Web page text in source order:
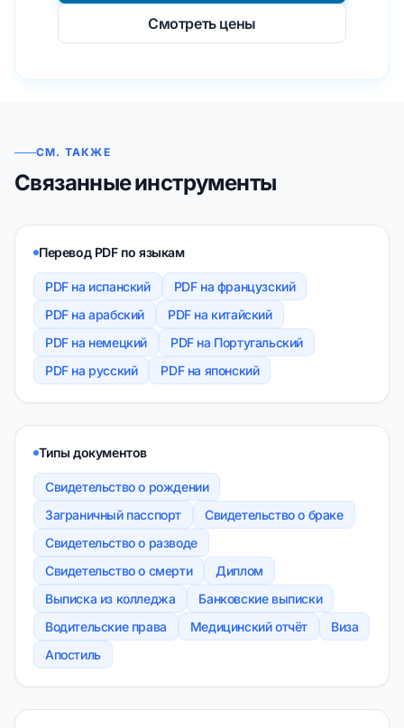
Смотреть цены
СМ. ТАКЖЕ
Связанные инструменты
Перевод PDF по языкам
PDF на испанский
PDF на французский
PDF на арабский
PDF на китайский
PDF на немецкий
PDF на Португальский
PDF на русский
PDF на японский
Типы документов
Свидетельство о рождении
Заграничный пасспорт
Свидетельство о браке
Свидетельство о разводе
Свидетельство о смерти
Диплом
Выписка из колледжа
Банковские выписки
Водительские права
Медицинский отчёт
Виза
Апостиль